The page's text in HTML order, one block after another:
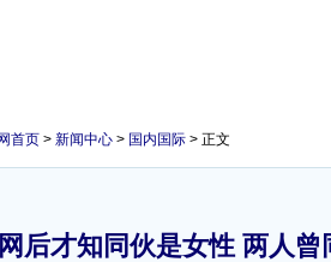
首页 > 新闻中心 > 国内国际 > 正文
后才知同伙是女性 两人曾